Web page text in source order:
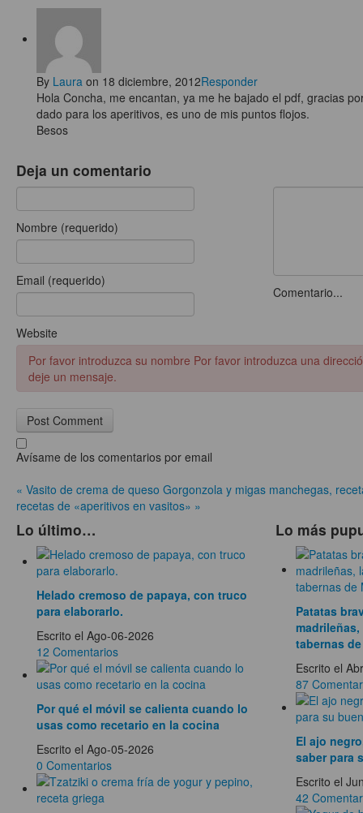
By Laura on 18 diciembre, 2012Responder
Hola Concha, me encantan, ya me he bajado el pdf, gracias
dado para los aperitivos, es uno de mis puntos flojos.
Besos
Deja un comentario
Nombre (requerido)
Email (requerido)
Website
Comentario...
Por favor introduzca su nombre Por favor introduzca una
deje un mensaje.
Avísame de los comentarios por email
« Vasito de crema de queso Gorgonzola y migas manchegas,
recetas de «aperitivos en vasitos» »
Lo último…
Helado cremoso de papaya, con truco
para elaborarlo.
Escrito el Ago-06-2026
12 Comentarios
Por qué el móvil se calienta cuando lo
usas como recetario en la cocina
Escrito el Ago-05-2026
0 Comentarios
Lo más
Patatas
tabernas
Escrito el
87
El ajo
saber para
Escrito el
42